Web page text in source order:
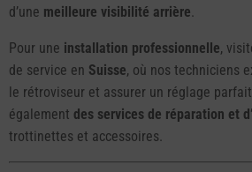
d’une meilleure visibilité arrière.
Pour une installation professionnelle,
de service en Suisse, où nos techniciens
le rétroviseur et assurer un réglage
également des services de réparation et
trottinettes et accessoires.